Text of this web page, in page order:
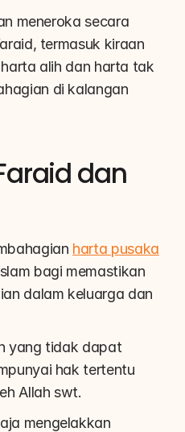
meneroka secara
termasuk kiraan
alih dan harta tak
di kalangan
dan
harta pusaka
bagi memastikan
dalam keluarga dan
yang tidak dapat
hak tertentu
Allah swt.
mengelakkan